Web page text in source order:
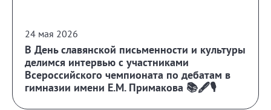
24 мая 2026
В День славянской письменности и культуры
делимся интервью с участниками
Всероссийского чемпионата по дебатам в
гимназии имени Е.М. Примакова 📚🖋️🎙️